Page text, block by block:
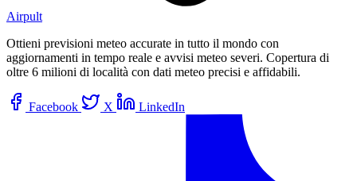
Airpult
Ottieni previsioni meteo accurate in tutto il mondo con
aggiornamenti in tempo reale e avvisi meteo severi. Copertura di
oltre 6 milioni di località con dati meteo precisi e affidabili.
Facebook X LinkedIn